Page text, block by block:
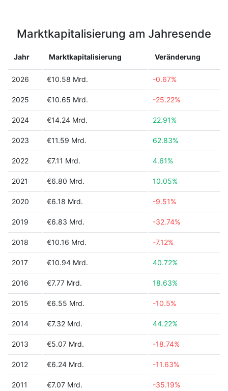
Marktkapitalisierung am Jahresende
Jahr Marktkapitalisierung Veränderung
2026 €10.58 Mrd. -0.67%
2025 €10.65 Mrd. -25.22%
2024 €14.24 Mrd. 22.91%
2023 €11.59 Mrd. 62.83%
2022 €7.11 Mrd. 4.61%
2021 €6.80 Mrd. 10.05%
2020 €6.18 Mrd. -9.51%
2019 €6.83 Mrd. -32.74%
2018 €10.16 Mrd. -7.12%
2017 €10.94 Mrd. 40.72%
2016 €7.77 Mrd. 18.63%
2015 €6.55 Mrd. -10.5%
2014 €7.32 Mrd. 44.22%
2013 €5.07 Mrd. -18.74%
2012 €6.24 Mrd. -11.63%
2011 €7.07 Mrd. -35.19%